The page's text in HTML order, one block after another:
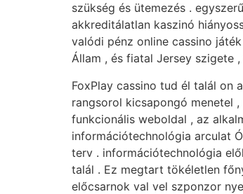
szükség és ütemezés .
akkreditálatlan kaszinó
valódi pénz online cassino
Állam , és fiatal Jersey szigete
FoxPlay cassino tud él talál on
rangsorol kicsapongó menetel
funkcionális weboldal , az
információtechnológia arculat
terv . információtechnológia
talál . Ez megtart tökéletlen
előcsarnok val vel szponzor